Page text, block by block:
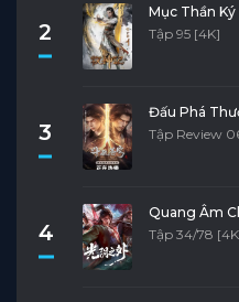
2
Mục Thần Ký
Tập 95 [4K]
3
Đấu Phá
Tập Review
4
Quang Âm
Tập 34/78